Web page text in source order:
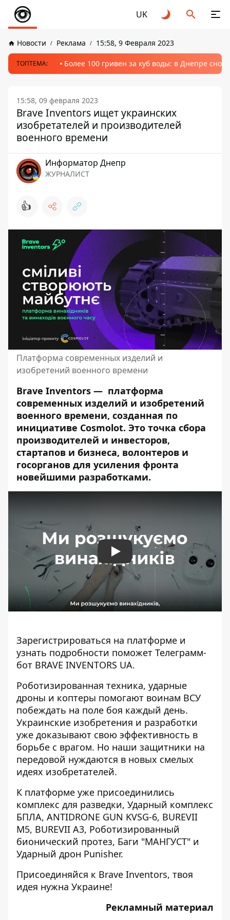
UK
Новости Реклама 15:58, 9 Февраля 2023
ТОПТЕМА: Более 100 гривен за куб воды: в Днепре
15:58, 09 февраля 2023
Brave Inventors ищет украинских
изобретателей и производителей
военного времени
Информатор Днепр
ЖУРНАЛИСТ
👍
Платформа современных изделий и
изобретений военного времени
Brave Inventors — платформа
современных изделий и изобретений
военного времени, созданная по
инициативе Cosmolot. Это точка сбора
производителей и инвесторов,
стартапов и бизнеса, волонтеров и
госорганов для усиления фронта
новейшими разработками.
Play
Зарегистрироваться на платформе и
узнать подробности поможет Телеграмм-
бот BRAVE INVENTORS UA.
Роботизированная техника, ударные
дроны и коптеры помогают воинам ВСУ
побеждать на поле боя каждый день.
Украинские изобретения и разработки
уже доказывают свою эффективность в
борьбе с врагом. Но наши защитники на
передовой нуждаются в новых смелых
идеях изобретателей.
К платформе уже присоединились
комплекс для разведки, Ударный комплекс
БПЛА, ANTIDRONE GUN KVSG-6, BUREVII
M5, BUREVII A3, Роботизированный
бионический протез, Баги "МАНГУСТ" и
Ударный дрон Punisher.
Присоединяйся к Brave Inventors, твоя
идея нужна Украине!
Рекламный материал